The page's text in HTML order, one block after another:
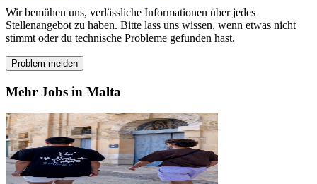
Wir bemühen uns, verlässliche Informationen über jedes
Stellenangebot zu haben. Bitte lass uns wissen, wenn etwas nicht
stimmt oder du technische Probleme gefunden hast.
Problem melden
Mehr Jobs in Malta